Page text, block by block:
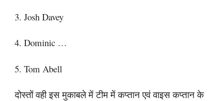
3. Josh Davey
4. Dominic …
5. Tom Abell
दोस्तों वही इस मुकाबले में टीम में कप्तान एवं वाइस कप्तान के